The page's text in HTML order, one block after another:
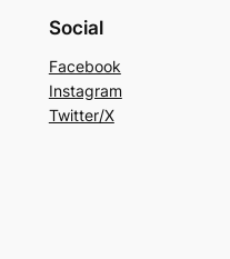
Social
Facebook
Instagram
Twitter/X